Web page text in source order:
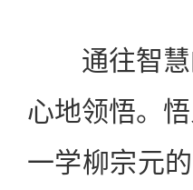
通往智慧
心地领悟。
一学柳宗元